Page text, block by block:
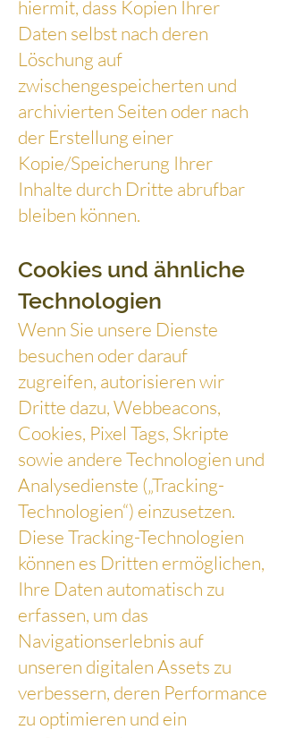
hiermit, dass Kopien Ihrer
Daten selbst nach deren
Löschung auf
zwischengespeicherten und
archivierten Seiten oder nach
der Erstellung einer
Kopie/Speicherung Ihrer
Inhalte durch Dritte abrufbar
bleiben können.
Cookies und ähnliche
Technologien
Wenn Sie unsere Dienste
besuchen oder darauf
zugreifen, autorisieren wir
Dritte dazu, Webbeacons,
Cookies, Pixel Tags, Skripte
sowie andere Technologien und
Analysedienste („Tracking-
Technologien“) einzusetzen.
Diese Tracking-Technologien
können es Dritten ermöglichen,
Ihre Daten automatisch zu
erfassen, um das
Navigationserlebnis auf
unseren digitalen Assets zu
verbessern, deren Performance
zu optimieren und ein